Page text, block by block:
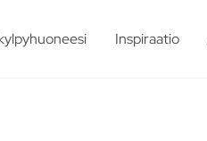
Inspiraatio